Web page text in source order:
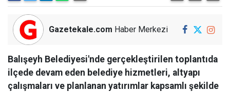
Gazetekale.com Haber Merkezi
Balışeyh Belediyesi'nde gerçekleştirilen toplantıda
ilçede devam eden belediye hizmetleri, altyapı
çalışmaları ve planlanan yatırımlar kapsamlı şekilde